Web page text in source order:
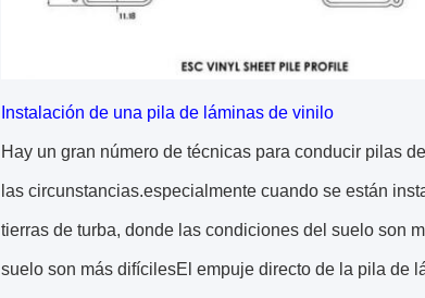
Instalación de una pila de láminas de vinilo
Hay un gran número de técnicas para conducir pilas
las circunstancias.especialmente cuando se están
tierras de turba, donde las condiciones del suelo son
suelo son más difícilesEl empuje directo de la pila de